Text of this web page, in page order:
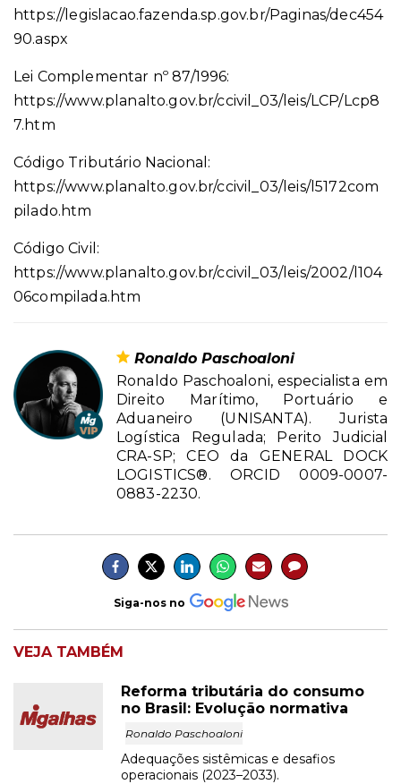
https://legislacao.fazenda.sp.gov.br/Paginas/dec454
90.aspx
Lei Complementar nº 87/1996:
https://www.planalto.gov.br/ccivil_03/leis/LCP/Lcp8
7.htm
Código Tributário Nacional:
https://www.planalto.gov.br/ccivil_03/leis/l5172com
pilado.htm
Código Civil:
https://www.planalto.gov.br/ccivil_03/leis/2002/l104
06compilada.htm
Ronaldo Paschoaloni
Ronaldo Paschoaloni, especialista em
Direito Marítimo, Portuário e
Aduaneiro (UNISANTA). Jurista
Logística Regulada; Perito Judicial
CRA-SP; CEO da GENERAL DOCK
LOGISTICS®. ORCID 0009-0007-
0883-2230.
Siga-nos no
VEJA TAMBÉM
Reforma tributária do consumo
no Brasil: Evolução normativa
Ronaldo Paschoaloni
Adequações sistêmicas e desafios
operacionais (2023–2033).